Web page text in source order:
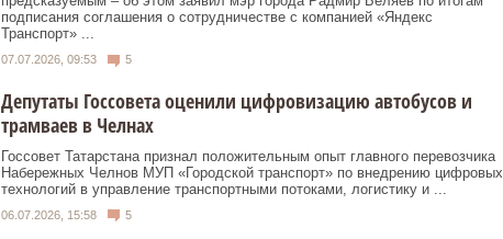
подписания соглашения о сотрудничестве с компанией «Яндекс
Транспорт» ...
07.07.2026, 09:53 5
Депутаты Госсовета оценили цифровизацию автобусов и
трамваев в Челнах
Госсовет Татарстана признал положительным опыт главного перевозчика
Набережных Челнов МУП «Городской транспорт» по внедрению цифровых
технологий в управление транспортными потоками, логистику и ...
06.07.2026, 15:58 5